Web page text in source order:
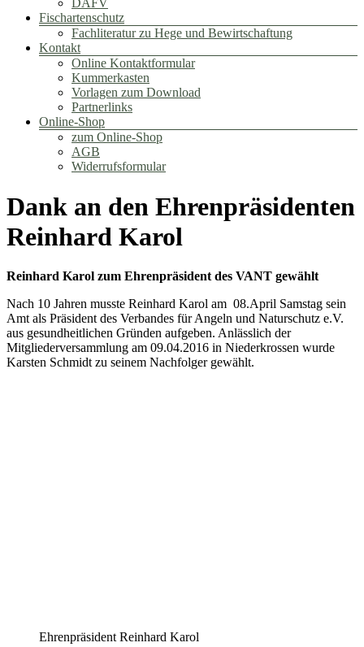
DAFV
Fischartenschutz
Fachliteratur zu Hege und Bewirtschaftung
Kontakt
Online Kontaktformular
Kummerkasten
Vorlagen zum Download
Partnerlinks
Online-Shop
zum Online-Shop
AGB
Widerrufsformular
Dank an den Ehrenpräsidenten
Reinhard Karol
Reinhard Karol zum Ehrenpräsident des VANT gewählt
Nach 10 Jahren musste Reinhard Karol am 08.April Samstag sein
Amt als Präsident des Verbandes für Angeln und Naturschutz e.V.
aus gesundheitlichen Gründen aufgeben. Anlässlich der
Mitgliederversammlung am 09.04.2016 in Niederkrossen wurde
Karsten Schmidt zu seinem Nachfolger gewählt.
Ehrenpräsident Reinhard Karol